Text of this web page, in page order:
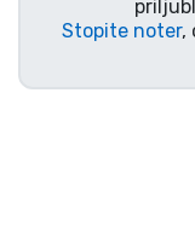
Stopite noter,